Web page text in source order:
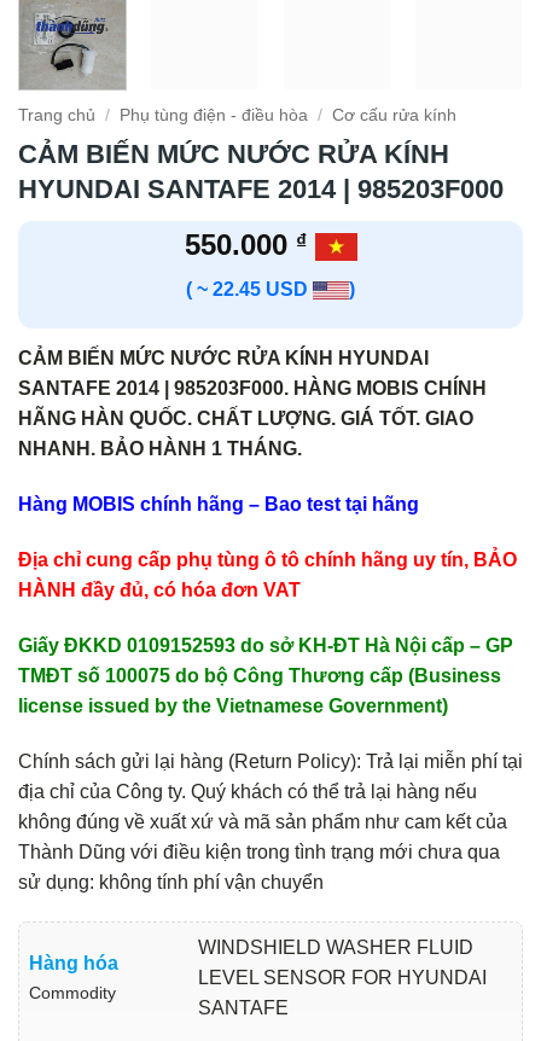
Trang chủ / Phụ tùng điện - điều hòa / Cơ cấu rửa kính
CẢM BIẾN MỨC NƯỚC RỬA KÍNH
HYUNDAI SANTAFE 2014 | 985203F000
550.000 ₫
( ~ 22.45 USD )
CẢM BIẾN MỨC NƯỚC RỬA KÍNH HYUNDAI
SANTAFE 2014 | 985203F000. HÀNG MOBIS CHÍNH
HÃNG HÀN QUỐC. CHẤT LƯỢNG. GIÁ TỐT. GIAO
NHANH. BẢO HÀNH 1 THÁNG.
Hàng MOBIS chính hãng – Bao test tại hãng
Địa chỉ cung cấp phụ tùng ô tô chính hãng uy tín, BẢO
HÀNH đầy đủ, có hóa đơn VAT
Giấy ĐKKD 0109152593 do sở KH-ĐT Hà Nội cấp – GP
TMĐT số 100075 do bộ Công Thương cấp (Business
license issued by the Vietnamese Government)
Chính sách gửi lại hàng (Return Policy): Trả lại miễn phí tại
địa chỉ của Công ty. Quý khách có thể trả lại hàng nếu
không đúng về xuất xứ và mã sản phẩm như cam kết của
Thành Dũng với điều kiện trong tình trạng mới chưa qua
sử dụng: không tính phí vận chuyển
Hàng hóa
Commodity
WINDSHIELD WASHER FLUID
LEVEL SENSOR FOR HYUNDAI
SANTAFE